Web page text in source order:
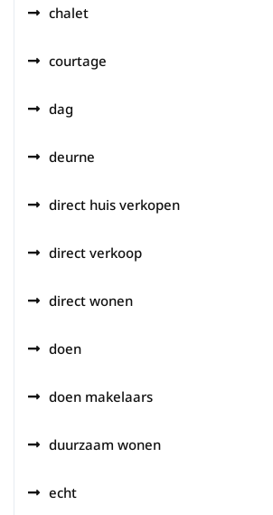
chalet
courtage
dag
deurne
direct huis verkopen
direct verkoop
direct wonen
doen
doen makelaars
duurzaam wonen
echt